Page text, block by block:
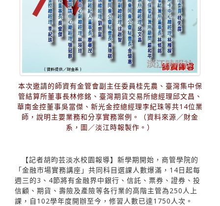
本次邀請的師資有金管會副主任委員桂先農、臺灣集中保
管結算所董事長林修銘、臺灣期貨交易所總經理邱文昌、
華南金控董事吳當傑、新光金控總經理李紀珠等共14位業
師，說明主要業務和分享實務案例。（資料來源／財金
系，圖／淡江時報製作。）
【記者胡昀芸淡水校園報導】新學期開始，商管學院的
「金融市場實務講座」共同科目選課人數爆滿，14日起每
週三的3、4節將有金融界中銀行、信託、票券、證券、投
信顧、期貨、壽險及產險等各行業的高階主管為250人上
課，自102學年度開辦至今，修習人數已達1750人次。